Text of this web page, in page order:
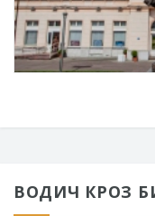
ВОДИЧ КРОЗ